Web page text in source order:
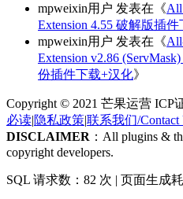
mpweixin用户 发表在《All
Extension 4.55 破解版插件
mpweixin用户 发表在《
Extension v2.86
份插件下载+汉化》
Copyright © 2021 芒果运营 ICP
必读|隐私政策|联系我们/Contact
DISCLAIMER ：All plugins &
copyright developers.
SQL 请求数：82 次 | 页面生成